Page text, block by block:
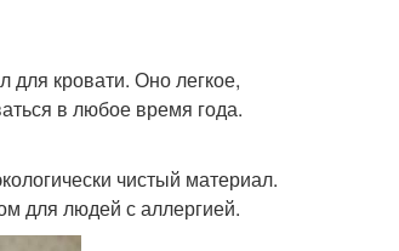
кровати. Оно легкое,
в любое время года.
чистый материал.
для людей с аллергией.